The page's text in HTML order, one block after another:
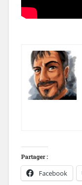
Partager :
Facebook